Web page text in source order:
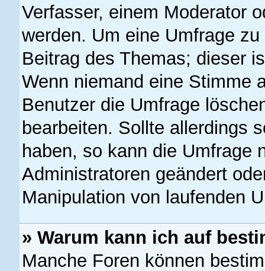
Verfasser, einem Moderator
werden. Um eine Umfrage
Beitrag des Themas; dieser
Wenn niemand eine Stimme
Benutzer die Umfrage
bearbeiten. Sollte allerdings
haben, so kann die Umfrage
Administratoren geändert
Manipulation von laufenden
» Warum kann ich auf
Manche Foren können